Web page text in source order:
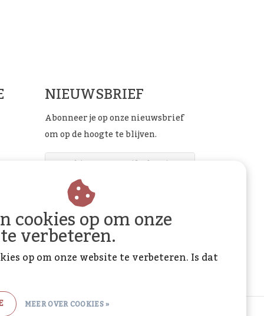
NIEUWSBRIEF
Abonneer je op onze nieuwsbrief
om op de hoogte te blijven.
ABONNEER
cookies op om onze
verbeteren.
op om onze website te verbeteren. Is dat
MEER OVER COOKIES »